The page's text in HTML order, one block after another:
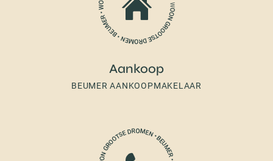
Aankoop
BEUMER AANKOOPMAKELAAR